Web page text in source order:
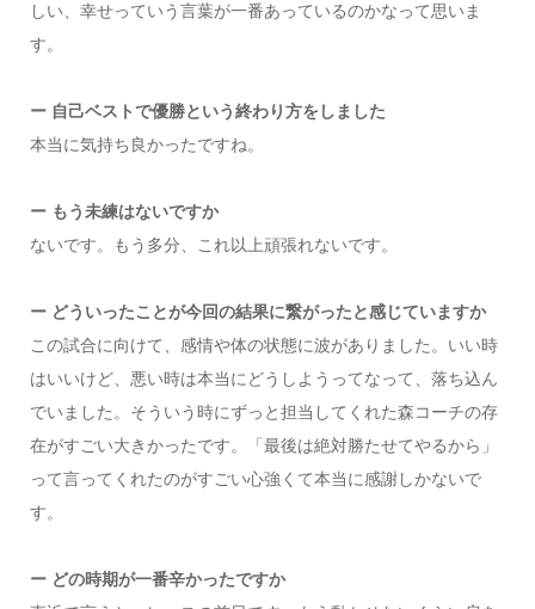
しい、幸せっていう言葉が一番あっているのかなって思いま
す。
ー 自己ベストで優勝という終わり方をしました
本当に気持ち良かったですね。
ー もう未練はないですか
ないです。もう多分、これ以上頑張れないです。
ー どういったことが今回の結果に繋がったと感じていますか
この試合に向けて、感情や体の状態に波がありました。いい時
はいいけど、悪い時は本当にどうしようってなって、落ち込ん
でいました。そういう時にずっと担当してくれた森コーチの存
在がすごい大きかったです。「最後は絶対勝たせてやるから」
って言ってくれたのがすごい心強くて本当に感謝しかないで
す。
ー どの時期が一番辛かったですか